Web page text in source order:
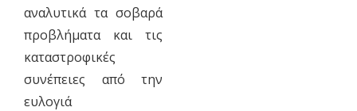
αναλυτικά τα σοβαρά
προβλήματα και τις
καταστροφικές
συνέπειες από την
ευλογιά